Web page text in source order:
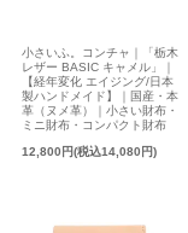
小さいふ。コンチャ｜「栃木
レザー BASIC キャメル」｜
【経年変化 エイジング/日本
製ハンドメイド】｜国産・本
革（ヌメ革）｜小さい財布・
ミニ財布・コンパクト財布
12,800円(税込14,080円)